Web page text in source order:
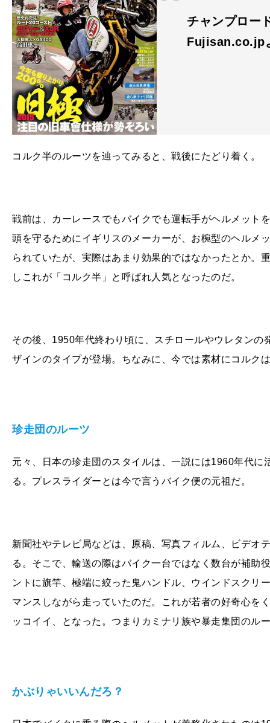
チャンプロー
Fujisan.co.jp
コルク半のルーツを辿ってみると、戦後にたどり着く。
戦前は、カーレースでもバイクでも運転手がヘルメット
頭を守るためにイギリスのメーカーが、お椀型のヘルメ
られていたが、実際はあまり効果的ではなかったとか。
しこれが「コルク半」と呼ばれ人気となったのだ。
その後、 1950年代終わり頃に、スチロールやウレタンの
ザインのタイプが登場。ちなみに、今では素材にコルク
珍走団のルーツ
元々、日本の珍走団のスタイルは、一説には1960年代に
る。プレスライダーとは今で言うバイク便の元祖だ。
新聞社やテレビ局などは、原稿、写真フィルム、ビデオ
る。そこで、輸送の際はバイク一台ではなく数台が補助
ントに旗竿、極端に絞った鬼ハンドル、ウインドスクリ
マンスしながら走っていたのだ。これが若者の好奇心を
ッコイイ、となった。つまりカミナリ族や暴走集団のル
かぶりゃいいんだろ？